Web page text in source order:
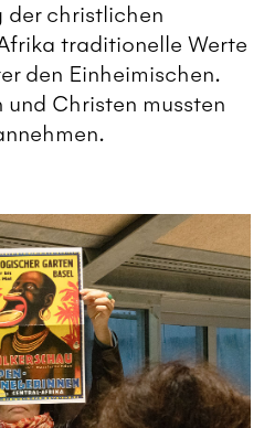
der christlichen
traditionelle Werte
den Einheimischen.
Christen mussten